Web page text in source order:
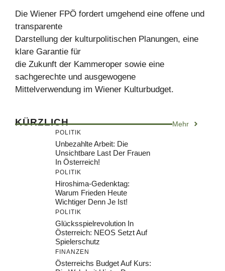
Die Wiener FPÖ fordert umgehend eine offene und
transparente
Darstellung der kulturpolitischen Planungen, eine
klare Garantie für
die Zukunft der Kammeroper sowie eine
sachgerechte und ausgewogene
Mittelverwendung im Wiener Kulturbudget.
KÜRZLICH Mehr
POLITIK
Unbezahlte Arbeit: Die
Unsichtbare Last Der Frauen
In Österreich!
POLITIK
Hiroshima-Gedenktag:
Warum Frieden Heute
Wichtiger Denn Je Ist!
POLITIK
Glücksspielrevolution In
Österreich: NEOS Setzt Auf
Spielerschutz
FINANZEN
Österreichs Budget Auf Kurs: